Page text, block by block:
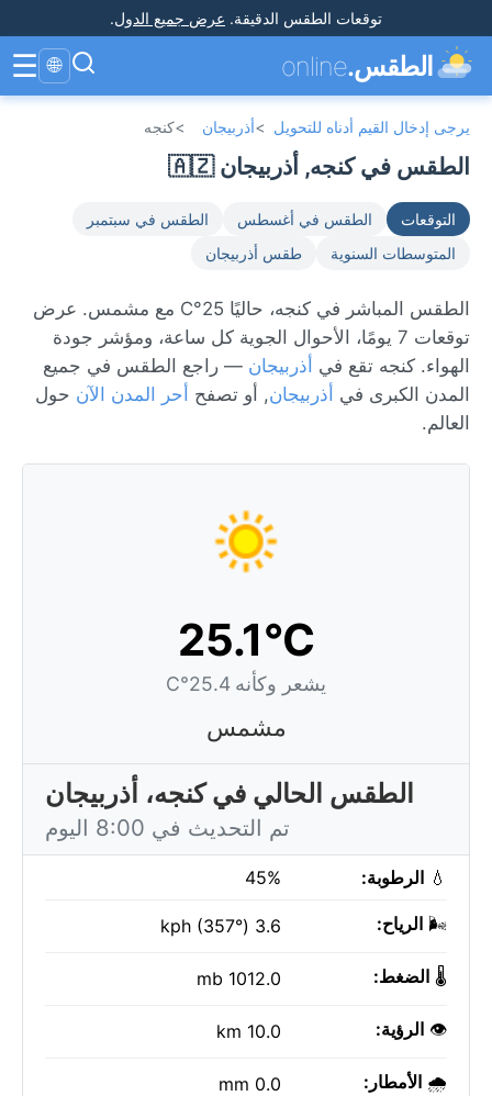
توقعات الطقس الدقيقة. عرض جميع الدول.
الطقس.online
🌐
☰
يرجى إدخال القيم أدناه للتحويل >أذربيجان >كنجه
الطقس في كنجه, أذربيجان 🇦🇿
التوقعات الطقس في أغسطس
الطقس في سبتمبر
المتوسطات السنوية
طقس أذربيجان
الطقس المباشر في كنجه، حاليًا 25°C مع مشمس. عرض
توقعات 7 يومًا، الأحوال الجوية كل ساعة، ومؤشر جودة
الهواء. كنجه تقع في أذربيجان — راجع الطقس في جميع
المدن الكبرى في أذربيجان, أو تصفح أحر المدن الآن حول
العالم.
25.1°C
يشعر وكأنه 25.4°C
مشمس
الطقس الحالي في كنجه، أذربيجان
تم التحديث في 8:00 اليوم
💧 الرطوبة: 45%
🌬️ الرياح: 3.6 kph (357°)
🌡️ الضغط: 1012.0 mb
👁️ الرؤية: 10.0 km
🌧️ الأمطار: 0.0 mm